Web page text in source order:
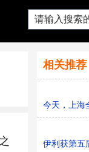
相关推荐
今天，上海
伊利获第五